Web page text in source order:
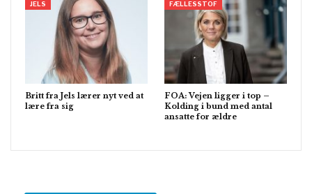
JELS
Britt fra Jels lærer nyt ved at
lære fra sig
FÆLLESSTOF
FOA: Vejen ligger i top –
Kolding i bund med antal
ansatte for ældre